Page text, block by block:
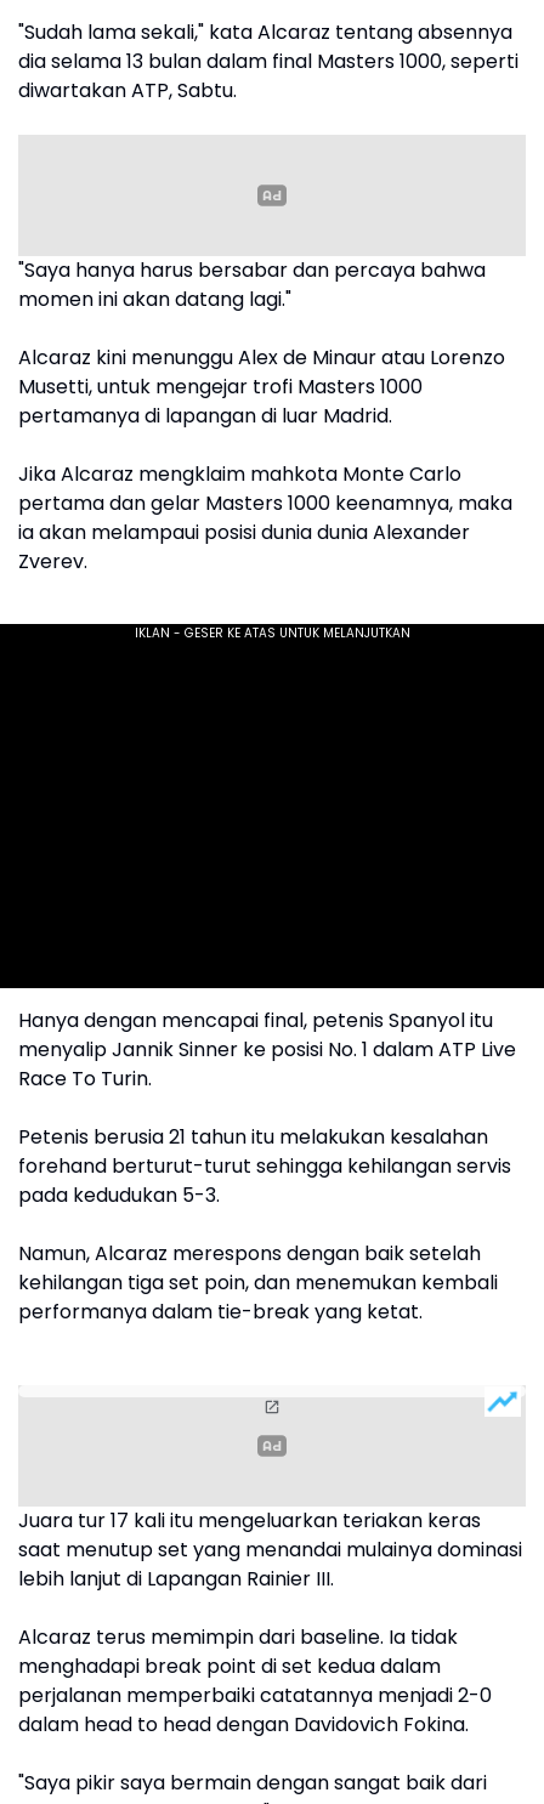
"Sudah lama sekali," kata Alcaraz tentang absennya
dia selama 13 bulan dalam final Masters 1000, seperti
diwartakan ATP, Sabtu.
"Saya hanya harus bersabar dan percaya bahwa
momen ini akan datang lagi."
Alcaraz kini menunggu Alex de Minaur atau Lorenzo
Musetti, untuk mengejar trofi Masters 1000
pertamanya di lapangan di luar Madrid.
Jika Alcaraz mengklaim mahkota Monte Carlo
pertama dan gelar Masters 1000 keenamnya, maka
ia akan melampaui posisi dunia dunia Alexander
Zverev.
Hanya dengan mencapai final, petenis Spanyol itu
menyalip Jannik Sinner ke posisi No. 1 dalam ATP Live
Race To Turin.
Petenis berusia 21 tahun itu melakukan kesalahan
forehand berturut-turut sehingga kehilangan servis
pada kedudukan 5-3.
Namun, Alcaraz merespons dengan baik setelah
kehilangan tiga set poin, dan menemukan kembali
performanya dalam tie-break yang ketat.
Juara tur 17 kali itu mengeluarkan teriakan keras
saat menutup set yang menandai mulainya dominasi
lebih lanjut di Lapangan Rainier III.
Alcaraz terus memimpin dari baseline. Ia tidak
menghadapi break point di set kedua dalam
perjalanan memperbaiki catatannya menjadi 2-0
dalam head to head dengan Davidovich Fokina.
"Saya pikir saya bermain dengan sangat baik dari